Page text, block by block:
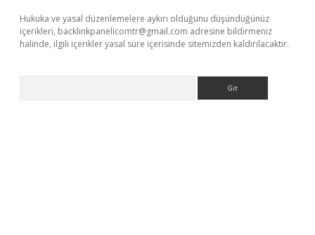
Hukuka ve yasal düzenlemelere aykırı olduğunu düşündüğünüz
içerikleri, backlinkpanelicomtr@gmail.com adresine bildirmeniz
halinde, ilgili içerikler yasal süre içerisinde sitemizden kaldırılacaktır.